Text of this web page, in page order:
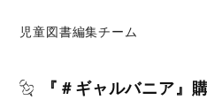
児童図書編集チーム
『＃ギャルバニア』